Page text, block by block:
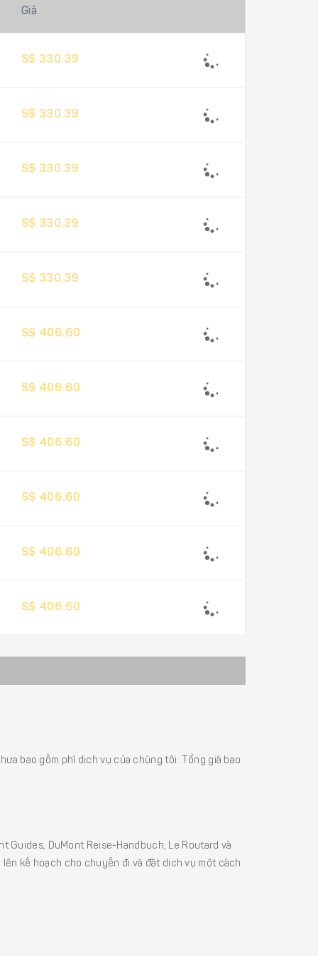
Giá
S$ 330.39
S$ 330.39
S$ 330.39
S$ 330.39
S$ 330.39
S$ 406.60
S$ 406.60
S$ 406.60
S$ 406.60
S$ 406.60
S$ 406.60
bao gồm phí dịch vụ của chúng tôi. Tổng giá bao
Guides, DuMont Reise-Handbuch, Le Routard và
kế hoạch cho chuyến đi và đặt dịch vụ một cách